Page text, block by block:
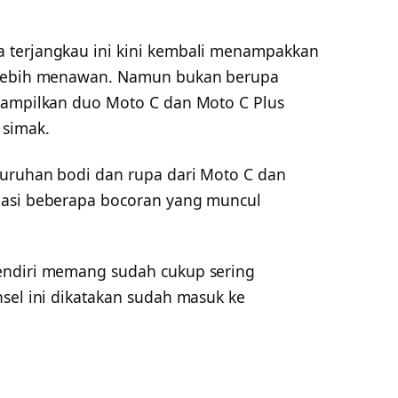
ini kini kembali menampakkan
menawan. Namun bukan berupa
duo Moto C dan Moto C Plus
bodi dan rupa dari Moto C dan
beberapa bocoran yang muncul
memang sudah cukup sering
ini dikatakan sudah masuk ke